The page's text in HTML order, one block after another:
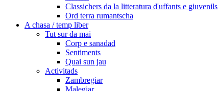
Classichers da la litteratura d'uffants e giuvenils
Ord terra rumantscha
A chasa / temp liber
Tut sur da mai
Corp e sanadad
Sentiments
Quai sun jau
Activitads
Zambregiar
Malegiar